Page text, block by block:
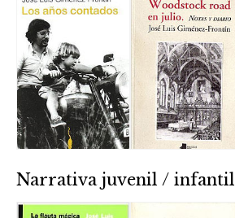
Narrativa juvenil / infantil